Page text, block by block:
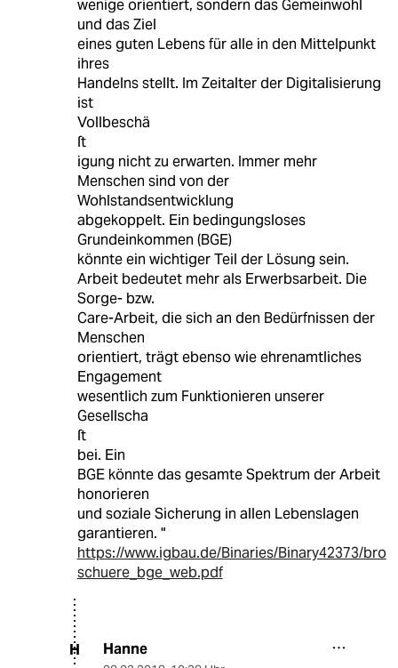
wenige orientiert, sondern das Gemeinwohl
und das Ziel
eines guten Lebens für alle in den Mittelpunkt
ihres
Handelns stellt. Im Zeitalter der Digitalisierung
ist
Vollbeschä
ſt
igung nicht zu erwarten. Immer mehr
Menschen sind von der
Wohlstandsentwicklung
abgekoppelt. Ein bedingungsloses
Grundeinkommen (BGE)
könnte ein wichtiger Teil der Lösung sein.
Arbeit bedeutet mehr als Erwerbsarbeit. Die
Sorge- bzw.
Care-Arbeit, die sich an den Bedürfnissen der
Menschen
orientiert, trägt ebenso wie ehrenamtliches
Engagement
wesentlich zum Funktionieren unserer
Gesellscha
ſt
bei. Ein
BGE könnte das gesamte Spektrum der Arbeit
honorieren
und soziale Sicherung in allen Lebenslagen
garantieren. "
https://www.igbau.de/Binaries/Binary42373/bro
schuere_bge_web.pdf
H Hanne